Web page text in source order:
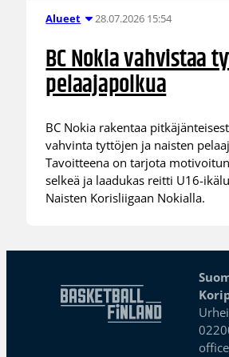
Alueet 28.07.2026 15:54
BC Nokia vahvistaa
pelaajapolkua
BC Nokia rakentaa
vahvinta tyttöjen ja naisten
Tavoitteena on tarjota
selkeä ja laadukas reitti U16-
Naisten Korisliigaan Nokialla.